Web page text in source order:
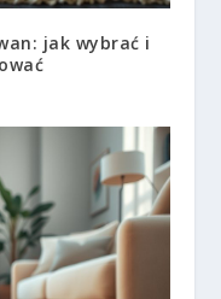
jak wybrać i